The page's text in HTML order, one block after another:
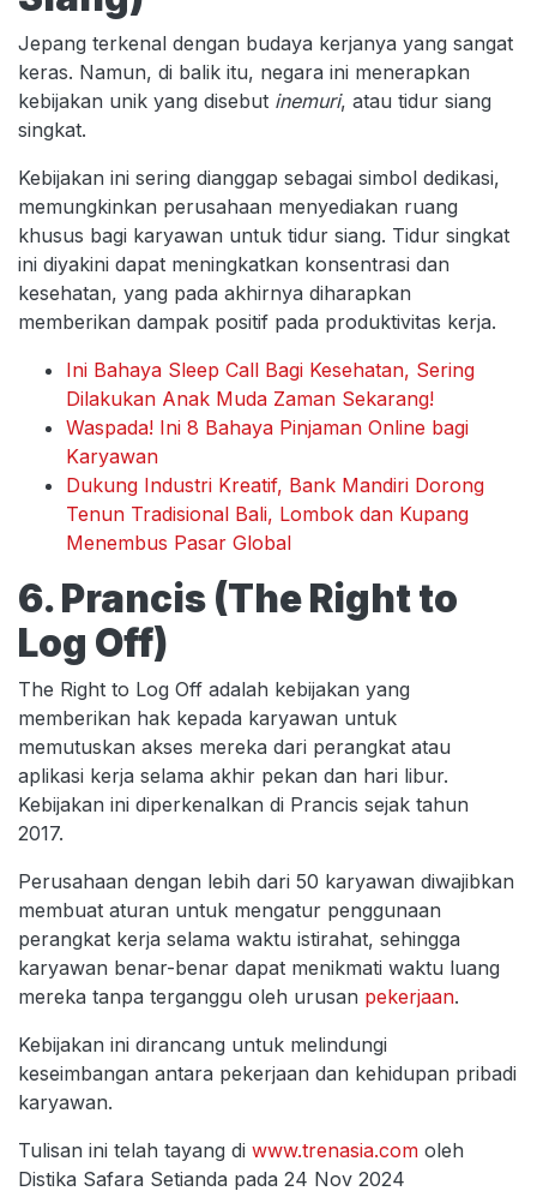
Jepang terkenal dengan budaya kerjanya yang sangat
keras. Namun, di balik itu, negara ini menerapkan
kebijakan unik yang disebut inemuri, atau tidur siang
singkat.
Kebijakan ini sering dianggap sebagai simbol dedikasi,
memungkinkan perusahaan menyediakan ruang
khusus bagi karyawan untuk tidur siang. Tidur singkat
ini diyakini dapat meningkatkan konsentrasi dan
kesehatan, yang pada akhirnya diharapkan
memberikan dampak positif pada produktivitas kerja.
Ini Bahaya Sleep Call Bagi Kesehatan, Sering
Dilakukan Anak Muda Zaman Sekarang!
Waspada! Ini 8 Bahaya Pinjaman Online bagi
Karyawan
Dukung Industri Kreatif, Bank Mandiri Dorong
Tenun Tradisional Bali, Lombok dan Kupang
Menembus Pasar Global
6. Prancis (The Right to
Log Off)
The Right to Log Off adalah kebijakan yang
memberikan hak kepada karyawan untuk
memutuskan akses mereka dari perangkat atau
aplikasi kerja selama akhir pekan dan hari libur.
Kebijakan ini diperkenalkan di Prancis sejak tahun
2017.
Perusahaan dengan lebih dari 50 karyawan diwajibkan
membuat aturan untuk mengatur penggunaan
perangkat kerja selama waktu istirahat, sehingga
karyawan benar-benar dapat menikmati waktu luang
mereka tanpa terganggu oleh urusan pekerjaan.
Kebijakan ini dirancang untuk melindungi
keseimbangan antara pekerjaan dan kehidupan pribadi
karyawan.
Tulisan ini telah tayang di www.trenasia.com oleh
Distika Safara Setianda pada 24 Nov 2024